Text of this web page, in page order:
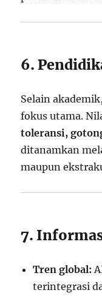
6.
Selain
fokus utama.
toleransi,
ditanamkan
maupun
7.
Tren global:
terintegrasi